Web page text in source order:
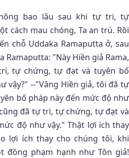
bao lâu sau khi tự tri, tự
cách mau chóng, Ta an trú. Rồi
chỗ Uddaka Ramaputta ở, sau
Ramaputta: "Này Hiền giả Rama,
tự chứng, tự đạt và tuyên bố
vậy?" --"Vâng Hiền giả, tôi đã tự
bố pháp này đến mức độ như
đã tự tri, tự chứng, tự đạt và
độ như vậy." Thật lợi ích thay
lợi ích thay cho chúng tôi, khi
đồng phạm hạnh như Tôn giả!